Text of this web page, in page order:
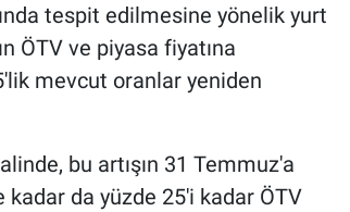
tespit edilmesine yönelik yurt
ÖTV ve piyasa fiyatına
mevcut oranlar yeniden
bu artışın 31 Temmuz'a
kadar da yüzde 25'i kadar ÖTV